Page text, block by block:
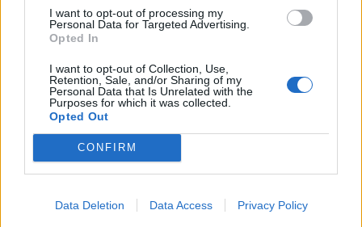
I want to opt-out of processing my
Personal Data for Targeted Advertising.
Opted In
I want to opt-out of Collection, Use,
Retention, Sale, and/or Sharing of my
Personal Data that Is Unrelated with the
Purposes for which it was collected.
Opted Out
CONFIRM
Data Deletion Data Access Privacy Policy
Παπακωνσταντίνου σχετικά με την καταβολή
των υποχρεώσεων της πολιτείας στο Κ.Τ.Ε.Λ.
Λακωνίας.
Ζητά απαντήσεις από τους αρμόδιους
υπουργούς:
1. Για ποιoύς λόγους η πολιτεία δεν εκπληρώνει
τις υποχρεώσεις της και δεν αποπληρώνει τις
προκαλώντας έτσι πολλαπλά προβλήματα στην